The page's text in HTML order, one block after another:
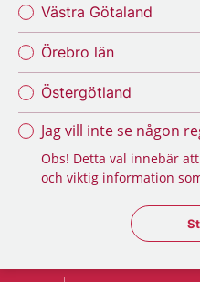
Västra Götaland
Örebro län
Östergötland
Jag vill inte se någon
Obs! Detta val innebär
och viktig information